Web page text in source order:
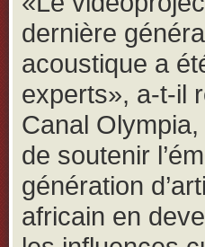
dernière
acoustique a
experts», a-t-il
Canal
de soutenir
génération
africain en